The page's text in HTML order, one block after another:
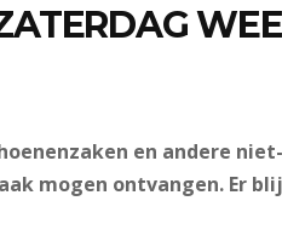
en andere
mogen ontvangen. Er